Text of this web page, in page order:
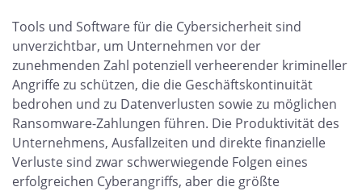
Tools und Software für die Cybersicherheit sind
unverzichtbar, um Unternehmen vor der
zunehmenden Zahl potenziell verheerender krimineller
Angriffe zu schützen, die die Geschäftskontinuität
bedrohen und zu Datenverlusten sowie zu möglichen
Ransomware-Zahlungen führen. Die Produktivität des
Unternehmens, Ausfallzeiten und direkte finanzielle
Verluste sind zwar schwerwiegende Folgen eines
erfolgreichen Cyberangriffs, aber die größte